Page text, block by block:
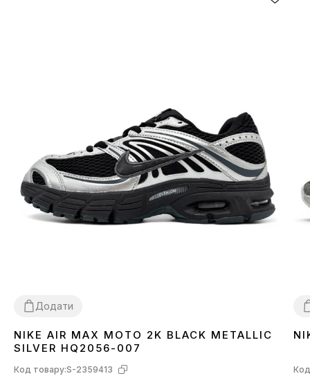
Додати
3637 38 39 414243 44 45
NIKE AIR MAX MOTO 2K BLACK METALLIC
SILVER HQ2056-007
Код товару:S-2359413